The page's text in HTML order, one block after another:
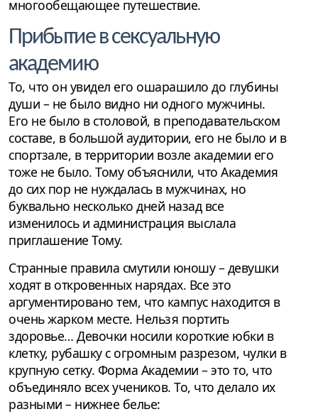
многообещающее путешествие.
Прибытие в сексуальную
академию
То, что он увидел его ошарашило до глубины
души – не было видно ни одного мужчины.
Его не было в столовой, в преподавательском
составе, в большой аудитории, его не было и в
спортзале, в территории возле академии его
тоже не было. Тому объяснили, что Академия
до сих пор не нуждалась в мужчинах, но
буквально несколько дней назад все
изменилось и администрация выслала
приглашение Тому.
Странные правила смутили юношу – девушки
ходят в откровенных нарядах. Все это
аргументировано тем, что кампус находится в
очень жарком месте. Нельзя портить
здоровье… Девочки носили короткие юбки в
клетку, рубашку с огромным разрезом, чулки в
крупную сетку. Форма Академии – это то, что
объединяло всех учеников. То, что делало их
разными – нижнее белье: